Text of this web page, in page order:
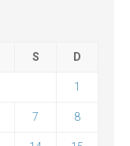
S D
1
7 8